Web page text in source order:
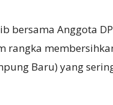
bersama Anggota
rangka
Baru) yang